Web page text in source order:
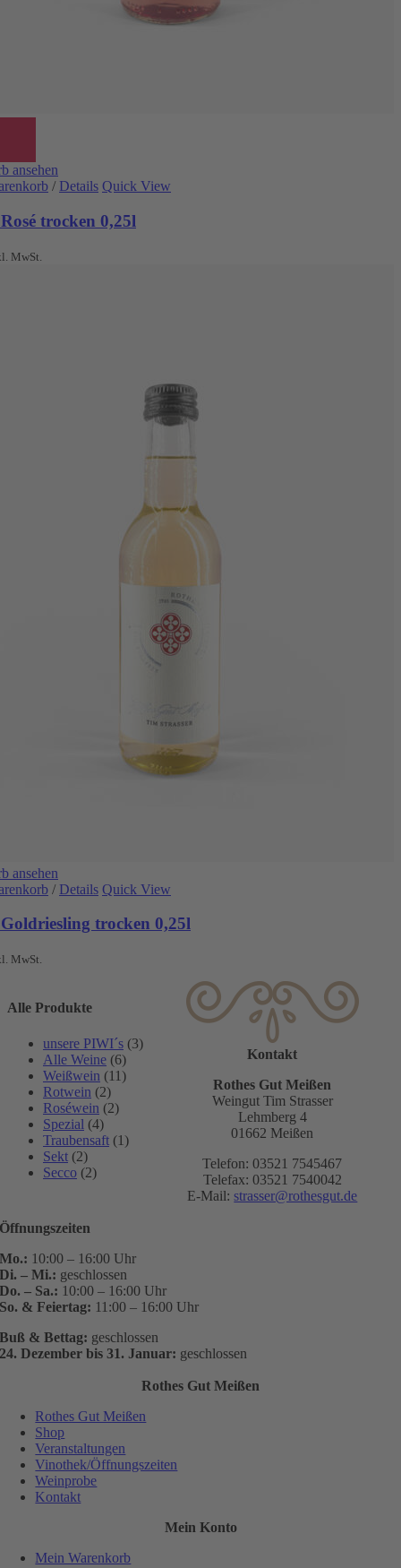
ansehen
/ Details Quick View
trocken 0,25l
MwSt.
ansehen
/ Details Quick View
trocken 0,25l
MwSt.
Alle Produkte
unsere PIWI´s (3)
Alle Weine (6)
Weißwein (11)
Rotwein (2)
Roséwein (2)
Spezial (4)
Traubensaft (1)
Sekt (2)
Secco (2)
Kontakt
Rothes Gut Meißen
Weingut Tim Strasser
Lehmberg 4
01662 Meißen
Telefon: 03521 7545467
Telefax: 03521 7540042
E-Mail:strasser@rothesgut.de
Öffnungszeiten
Mo.: 10:00 – 16:00 Uhr
Di. – Mi.: geschlossen
Do. – Sa.: 10:00 – 16:00 Uhr
So. & Feiertag: 11:00 – 16:00 Uhr
Buß & Bettag: geschlossen
24. Dezember bis 31. Januar: geschlossen
Rothes Gut Meißen
Rothes Gut Meißen
Shop
Veranstaltungen
Vinothek/Öffnungszeiten
Weinprobe
Kontakt
Mein Konto
Mein Warenkorb